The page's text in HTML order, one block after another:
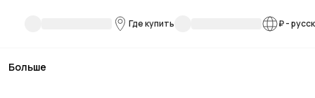
Где купить ₽-
Больше